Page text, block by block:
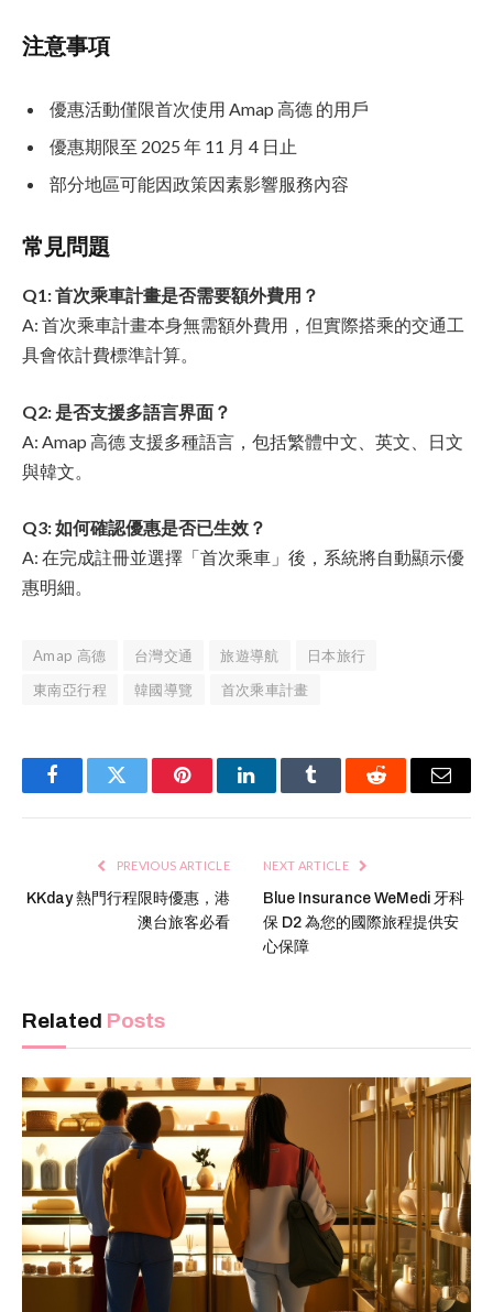
注意事項
優惠活動僅限首次使用 Amap 高德 的用戶
優惠期限至 2025 年 11 月 4 日止
部分地區可能因政策因素影響服務內容
常見問題
Q1: 首次乘車計畫是否需要額外費用？
A: 首次乘車計畫本身無需額外費用，但實際搭乘的交通工
具會依計費標準計算。
Q2: 是否支援多語言界面？
A: Amap 高德 支援多種語言，包括繁體中文、英文、日文
與韓文。
Q3: 如何確認優惠是否已生效？
A: 在完成註冊並選擇「首次乘車」後，系統將自動顯示優
惠明細。
Amap 高德 台灣交通 旅遊導航
日本旅行
東南亞行程
韓國導覽 首次乘車計畫
FacebookTwitter PinterestLinkedInTumblr Reddit Email
PREVIOUS ARTICLE
KKday 熱門行程限時優惠，港
澳台旅客必看
NEXT ARTICLE
Blue Insurance WeMedi 牙科
保 D2 為您的國際旅程提供安
心保障
Related Posts